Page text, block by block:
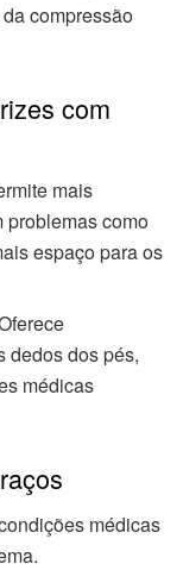
compressão
com
mais
problemas como
espaço para os
dedos dos pés,
médicas
médicas